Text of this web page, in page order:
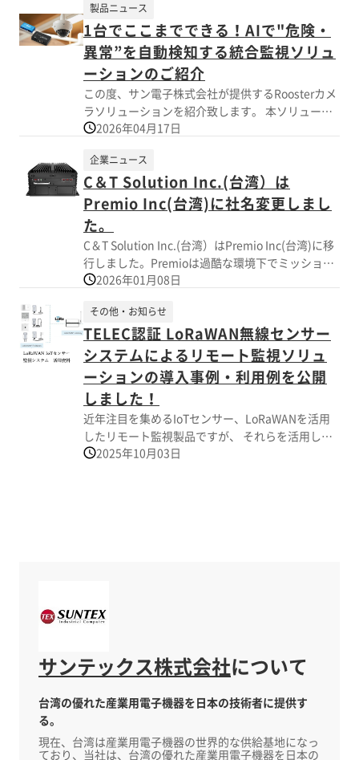
に最適なソリューションを提供します。
品質検査・アフターサポートまで一貫対応。 用
途・環境・コストに合わせて最適な構成をご提案
します。 詳細は関連製品もしくはカタログよりご
覧頂けましたら幸いです。 製品は、粉塵の舞う工
場・水のかかる食品加工ライン、振動や衝撃のあ
る建設・工事現場(その他車載)、塩害や高い湿度と
海水に晒される船舶など、過酷な環境下でも使用
可能です。さらに結露対策・耐腐食加工を施すこ
とで、長期間の安定稼働を実現します。 画面サイ
ズ(インチ数)、解像度、輝度、入力端子、取付方法
（VESA／パネルマウント(埋め込み)/壁掛け/シャー
シマウント/フラッシュマウント）などのカスタマ
イズも柔軟に対応。 少量試作から量産まで、最適
なモニターを提案致します。 本ページ内または弊
社HPよりお気軽にお問い合わせください。
1台でここまでできる！AIで"危険・
異常”を自動検知する統合監視ソリュ
ーションのご紹介
製品ニュース
この度、サン電子株式会社が提供するRoosterカメ
ラソリューションを紹介致します。 本ソリューシ
ョンは、従来の監視カメラの枠を超え、AIによる
犯」「安全管理」「業務効率化」に寄与する統合
監視システムです。 ■背景 近年、工場・建設現
場・商業施設においては、以下のような課題が顕
在化しています。 ・労働災害の未然防止 ・人手不
足への対応 ・防犯・リスク管理の高度化 これらの
課題に対し、従来の「録画中心の監視カメラ」で
は対応が難しく、リアルタイムでの検知・通知が
可能なAIソリューションのニーズが高まっていま
す。 ■特長 1．AIによる高度な安全管理 →事故の
未然防止および現場の安全性向上に寄与します。
2．防犯・セキュリティ機能 →リアルタイムでの異
常検知により、迅速な対応を可能にします。 3．環
境センサとの連携 →現場環境の見える化とリスク
管理を同時に実現します。 4．クラウドによる一元
管理 →運用負荷の軽減と迅速な意思決定を支援し
ます。 詳細は本ページの関連製品、関連カタログ
をご参照ください
2026年04月17日
C＆T Solution Inc.(台湾）は
Premio Inc(台湾)に社名変更しまし
た。
企業ニュース
C＆T Solution Inc.(台湾）はPremio Inc(台湾)に移
行しました。Premioは過酷な環境下でミッション
クリティカルな運用を維持するための堅牢な産業
をリードする産業技術ソリューション プロバイダ
ーです。Premioは、市場動向を先取りし、世界標
準に準拠し、競争力のある価格で顧客のニーズに
応えることに尽力しています。またISO9001:2015
認定企業で、EN50155、EN50121-3-2、E-Mark、
IEC62368-1、ICE62443-4-1等の国際交通規格認定
を満たす高品質の車両用コンピューティング・シ
ステム製品を提供しています。
2026年01月08日
TELEC認証 LoRaWAN無線センサー
システムによるリモート監視ソリュ
ーションの導入事例・利用例を公開
しました！
その他・お知らせ
近年注目を集めるIoTセンサー、LoRaWANを活用
したリモート監視製品ですが、 それらを活用して
具体的にどのようなことができるのかを知りたい
スマート工場 / 低温対応 食品、薬品、化粧品向け
マートシティ / ゴミ箱内容量のリモート管理システ
2025年10月03日
サンテックス株式会社について
台湾の優れた産業用電子機器を日本の技術者に提供す
る。
現在、台湾は産業用電子機器の世界的な供給基地になっ
ており、当社は、台湾の優れた産業用電子機器を日本の